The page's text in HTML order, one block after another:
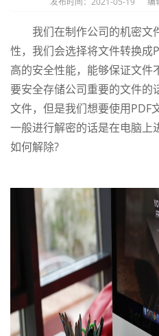
我们在制作公司的机密文
性，我们会选择将文件转换成
高的安全性能，能够保证文件
要安全存储公司重要的文件的
文件，但是我们想要使用PDF
一般进行解密的话是在电脑上
如何解除?